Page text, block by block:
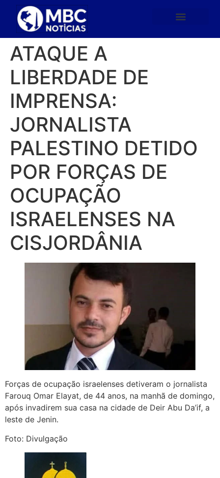
ATAQUE A
LIBERDADE DE
IMPRENSA:
JORNALISTA
PALESTINO DETIDO
POR FORÇAS DE
OCUPAÇÃO
ISRAELENSES NA
CISJORDÂNIA
Forças de ocupação israelenses detiveram o jornalista
Farouq Omar Elayat, de 44 anos, na manhã de domingo,
após invadirem sua casa na cidade de Deir Abu Da’if, a
leste de Jenin.
Foto: Divulgação